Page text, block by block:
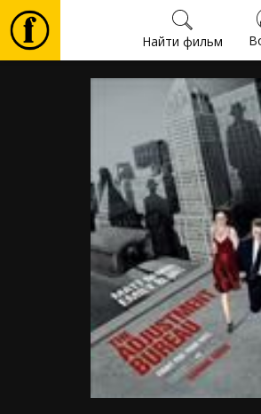
Найти фильм
Фильмы
Культура
Мероприятия
Подарки
Кинозакуски